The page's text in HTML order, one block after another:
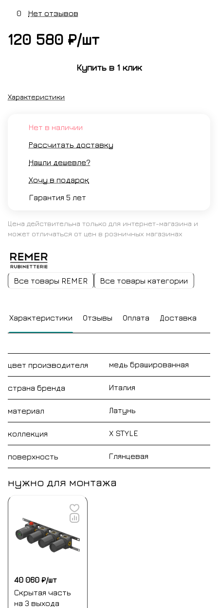
0 Нет отзывов
120 580 ₽/шт
Купить в 1 клик
Характеристики
Нет в наличии
Рассчитать доставку
Нашли дешевле?
Хочу в подарок
Гарантия 5 лет
Цена действительна только для интернет-магазина и
может отличаться от цен в розничных магазинах
Все товары REMER Все товары категории
Характеристики Отзывы Оплата Доставка
цвет производителя медь брашированная
страна бренда Италия
материал Латунь
коллекция X STYLE
поверхность Глянцевая
нужно для монтажа
40 060 ₽/шт
Скрытая часть
на 3 выхода